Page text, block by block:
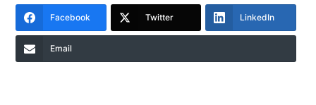
Facebook Twitter LinkedIn
Email